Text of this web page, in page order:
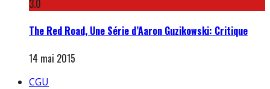
3.0
The Red Road, Une Série d’Aaron Guzikowski: Critique
14 mai 2015
CGU